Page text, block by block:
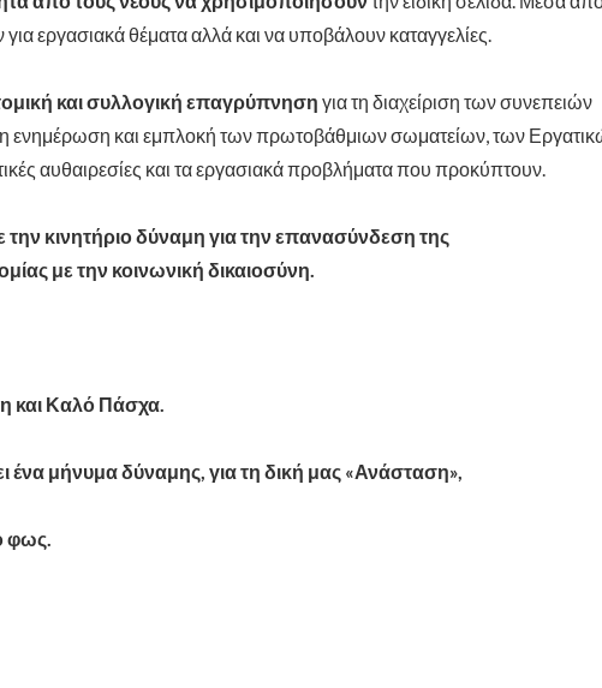
εργασιακά θέματα αλλά και να υποβάλουν καταγγελίες.
και συλλογική επαγρύπνηση για τη διαχείριση των συνεπειών
ενημέρωση και εμπλοκή των πρωτοβάθμιων σωματείων, των
αυθαιρεσίες και τα εργασιακά προβλήματα που προκύπτουν.
κινητήριο δύναμη για την επανασύνδεση της
με την κοινωνική δικαιοσύνη.
και Καλό Πάσχα.
μήνυμα δύναμης, για τη δική μας «Ανάσταση»,
φως.